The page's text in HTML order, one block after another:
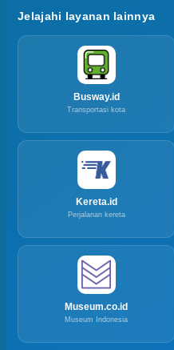
Jelajahi layanan lainnya
Busway.id
Transportasi kota
Kereta.id
Perjalanan kereta
Museum.co.id
Museum Indonesia